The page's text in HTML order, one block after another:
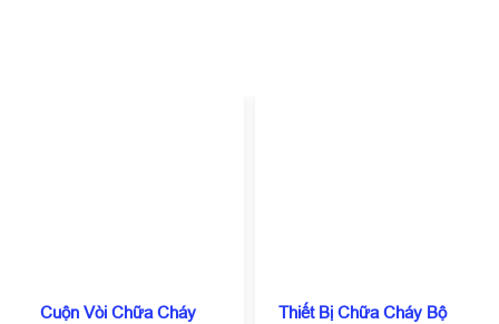
Cuộn Vòi Chữa Cháy
Thiết Bị Chữa Cháy Bộ